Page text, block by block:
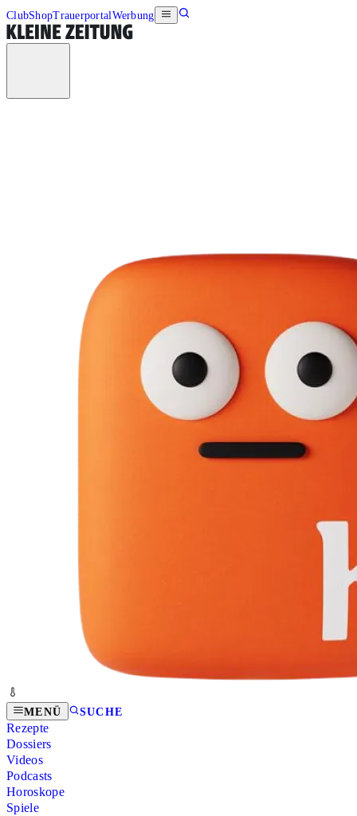
ClubShopTrauerportalWerbung
MENÜ SUCHE
Rezepte
Dossiers
Videos
Podcasts
Horoskope
Spiele